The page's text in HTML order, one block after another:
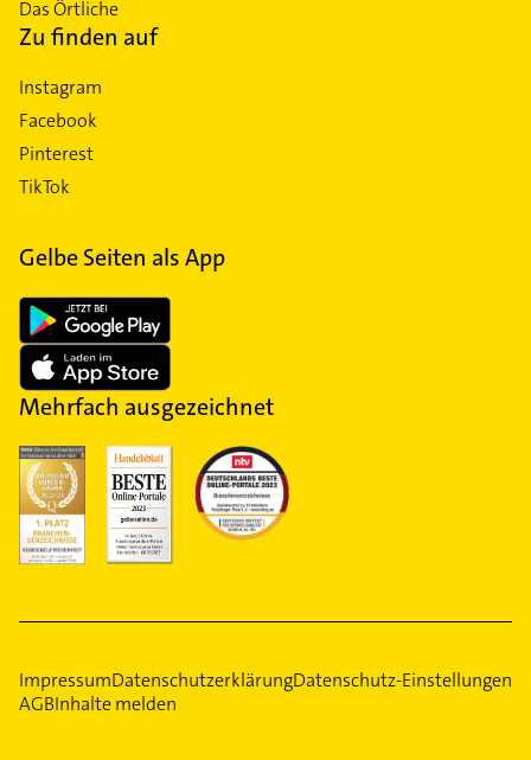
Das Örtliche
Zu finden auf
Instagram
Facebook
Pinterest
TikTok
Gelbe Seiten als App
Mehrfach ausgezeichnet
ImpressumDatenschutzerklärungDatenschutz-Einstellungen
AGBInhalte melden